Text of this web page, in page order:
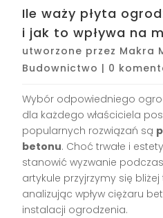
Ile waży płyta
i jak to wpływa na
utworzone przez Makra
Budownictwo | 0
Wybór odpowiedniego
dla każdego właściciela
popularnych rozwiązań są
betonu. Choć trwałe i
stanowić wyzwanie
artykule przyjrzymy się
analizując wpływ ciężaru
instalacji ogrodzenia.